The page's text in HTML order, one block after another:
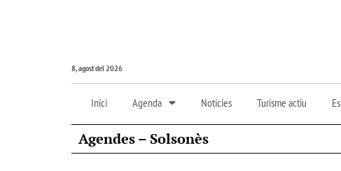
8, agost del 2026
Inici Agenda Notícies Turisme actiu
Agendes – Solsonès